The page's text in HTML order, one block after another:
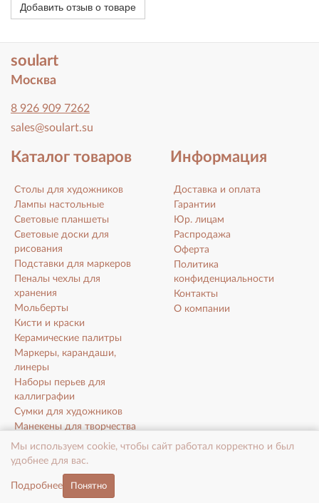
Мы используем cookie, чтобы сайт работал корректно и был
удобнее для вас.
Подробнее Понятно
Добавить отзыв о товаре
soulart
Москва
8 926 909 7262
sales@soulart.su
Каталог товаров
Столы для художников
Лампы настольные
Световые планшеты
Световые доски для
рисования
Подставки для маркеров
Пеналы чехлы для
хранения
Мольберты
Кисти и краски
Керамические палитры
Маркеры, карандаши,
линеры
Наборы перьев для
каллиграфии
Сумки для художников
Манекены для творчества
Холсты на подрамнике
Аксессуары для
Информация
Доставка и оплата
Гарантии
Юр. лицам
Распродажа
Оферта
Политика
конфиденциальности
Контакты
О компании